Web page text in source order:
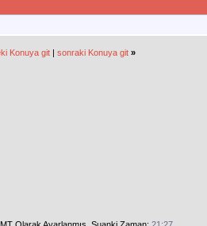
Konuya git| sonraki Konuya git »